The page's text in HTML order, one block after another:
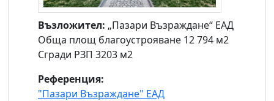
Възложител: „Пазари Възраждане“ ЕАД
Обща площ благоустрояване 12 794 м2
Сгради РЗП 3203 м2
Референция:
"Пазари Възраждане" ЕАД